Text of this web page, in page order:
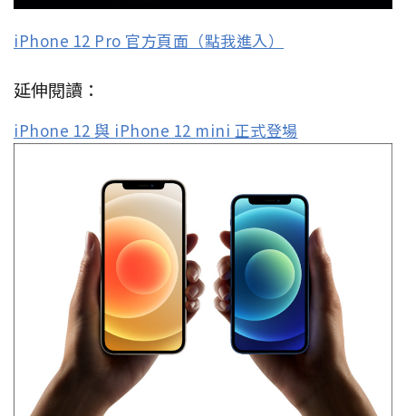
iPhone 12 Pro 官方頁面（點我進入）
延伸閱讀：
iPhone 12 與 iPhone 12 mini 正式登場